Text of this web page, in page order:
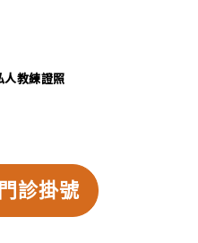
人教練證照
診掛號